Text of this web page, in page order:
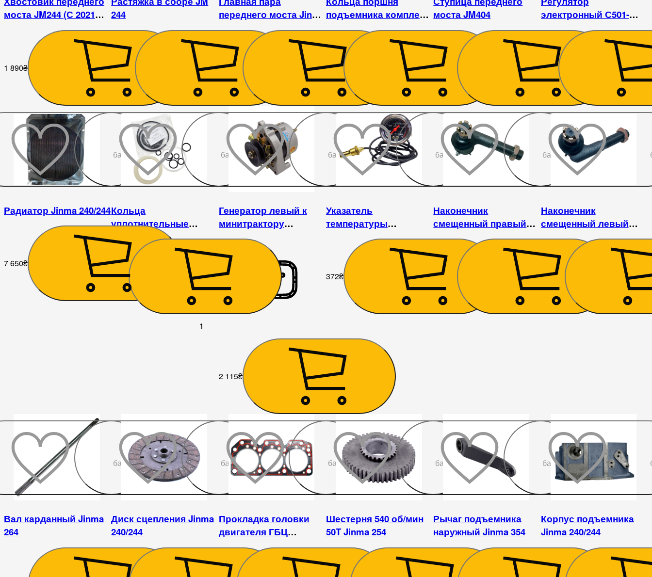
моста JM244 (С 2021
1 890₴
244
1 440 ₴
переднего моста Jinma
244 (с 2021 года)
4 860
подъемника комплект
Jinma 354
158₴
моста JM404
2 250 ₴
электронный С501-
007(JFT141-14V) Jinma
315₴
До
бажаного
Радиатор Jinma 240/244
7 650₴
бажаного
Кольца
уплотнительные
гидравлического
подъемника к-т Jinma
240/244
180₴
бажаного
Генератор левый к
минитрактору
Dongfeng, Foton, Jinma,
Скаут, Xingtai, DW,
Kentavr
1
2 115₴
До
бажаного
Указатель
температуры
механический к
минитрактору Xingtai,
Lovol, DongFeng, Jinma
372₴
До
бажаного
Наконечник
смещенный правый
Jinma 404
1 080 ₴
Наконечник
смещенный левый
Jinma 404
1 080
До
бажаного
Вал карданный Jinma
264
До
бажаного
Диск сцепления Jinma
240/244
До
бажаного
Прокладка головки
двигателя ГБЦ
КМ385ВТ
До
бажаного
Шестерня 540 об/мин
50T Jinma 254
До
бажаного
Рычаг подъемника
наружный Jinma 354
Корпус подъемника
Jinma 240/244